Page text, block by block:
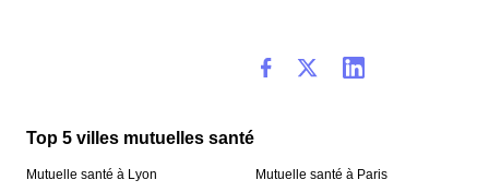
Top 5 villes mutuelles santé
Mutuelle santé à Lyon
Mutuelle santé à Paris